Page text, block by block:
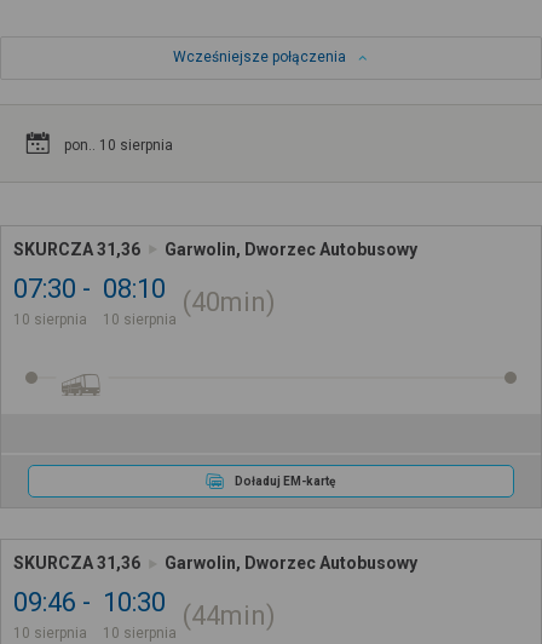
Wcześniejsze połączenia
pon.. 10 sierpnia
SKURCZA 31,36 Garwolin, Dworzec Autobusowy
07:30
10 sierpnia
08:10
10 sierpnia
40min
Doładuj EM-kartę
SKURCZA 31,36 Garwolin, Dworzec Autobusowy
09:46
10 sierpnia
10:30
10 sierpnia
44min